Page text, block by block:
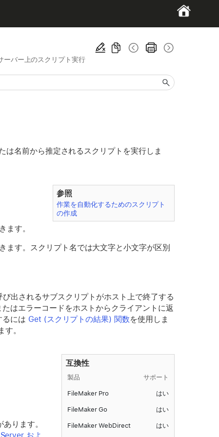
ーバー上のスクリプト実行
名前から推定されるスクリプトを実行しま
参照
作業を自動化するためのスクリプト
の作成
ます。
ます。スクリプト名では大文字と小文字が区別
出されるサブスクリプトがホスト上で終了する
はエラーコードをホストからクライアントに返
るには Get (スクリプトの結果) 関数を使用しま
す。
互換性
製品 サポート
FileMaker Pro はい
FileMaker Go はい
FileMaker WebDirect はい
ります。